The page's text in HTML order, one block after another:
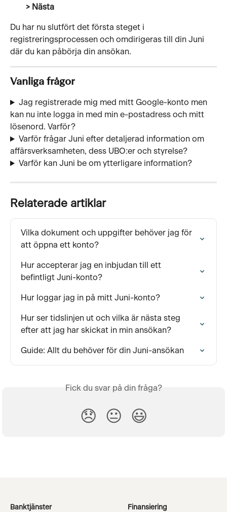
> Nästa
Du har nu slutfört det första steget i
registreringsprocessen och omdirigeras till din Juni
där du kan påbörja din ansökan.
Vanliga frågor
Jag registrerade mig med mitt Google-konto men
kan nu inte logga in med min e-postadress och mitt
lösenord. Varför?
Varför frågar Juni efter detaljerad information om
affärsverksamheten, dess UBO:er och styrelse?
Varför kan Juni be om ytterligare information?
Relaterade artiklar
Vilka dokument och uppgifter behöver jag för
att öppna ett konto?
Hur accepterar jag en inbjudan till ett
befintligt Juni-konto?
Hur loggar jag in på mitt Juni-konto?
Hur ser tidslinjen ut och vilka är nästa steg
efter att jag har skickat in min ansökan?
Guide: Allt du behöver för din Juni-ansökan
Fick du svar på din fråga?
😞 😐 😃
Banktjänster Finansiering